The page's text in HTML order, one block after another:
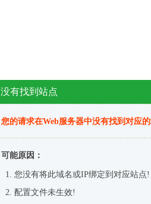
没有找到站点
您的请求在Web服务器中没有找到对应的
可能原因：
您没有将此域名或IP绑定到对应站点!
配置文件未生效!